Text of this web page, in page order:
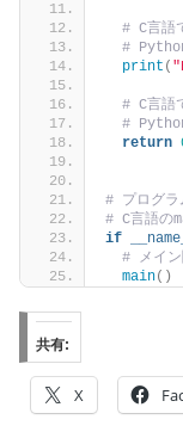
# C言語
#
print (
# C言語
#
return
# プログラ
# C言語の
if
# メイン
main()
共有:
X